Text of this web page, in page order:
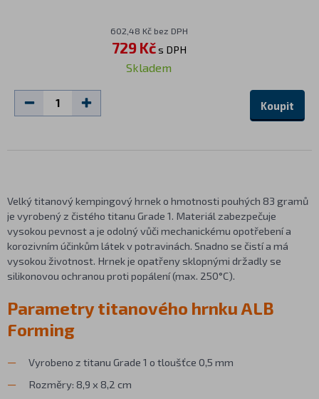
602,48 Kč bez DPH
729 Kčs DPH
Skladem
Koupit
Velký titanový kempingový hrnek o hmotnosti pouhých 83 gramů
je vyrobený z čistého titanu Grade 1. Materiál zabezpečuje
vysokou pevnost a je odolný vůči mechanickému opotřebení a
korozivním účinkům látek v potravinách. Snadno se čistí a má
vysokou životnost. Hrnek je opatřeny sklopnými držadly se
silikonovou ochranou proti popálení (max. 250°C).
Parametry titanového hrnku ALB
Forming
Vyrobeno z titanu Grade 1 o tloušťce 0,5 mm
Rozměry: 8,9 x 8,2 cm